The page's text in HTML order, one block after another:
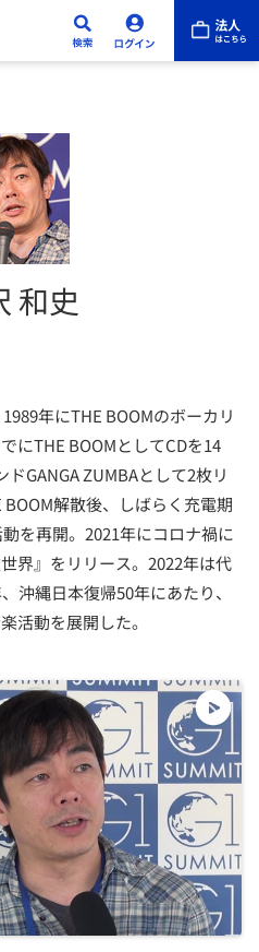
和史
年にTHE BOOMのボーカリ
にTHE BOOMとしてCDを14
GANGA ZUMBAとして2枚リ
解散後、しばらく充電期
を再開。2021年にコロナ禍に
界』をリリース。2022年は代
沖縄日本復帰50年にあたり、
活動を展開した。